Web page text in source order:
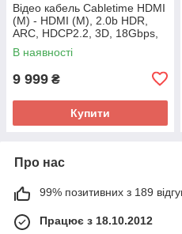
Відео кабель Cabletime HDMI
(M) - HDMI (M), 2.0b HDR,
ARC, HDCP2.2, 3D, 18Gbps,
4K/60Hz, 100м(CH20X)
В наявності
9 999 ₴
Купити
Про нас
99% позитивних з 189
Працює з 18.10.2012